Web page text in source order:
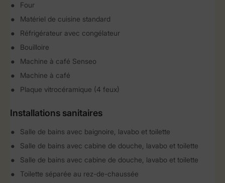
Four
Matériel de cuisine standard
Réfrigérateur avec congélateur
Bouilloire
Machine à café Senseo
Machine à café
Plaque vitrocéramique (4 feux)
Installations sanitaires
Salle de bains avec baignoire, lavabo et toilette
Salle de bains avec cabine de douche, lavabo et toilette
Salle de bains avec cabine de douche, lavabo et toilette
Toilette séparée au rez-de-chaussée